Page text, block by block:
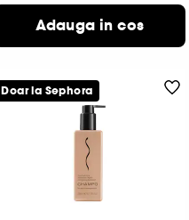
61,00 Lei
56,92 Lei /100ml
Adauga in cos
Doar la Sephora